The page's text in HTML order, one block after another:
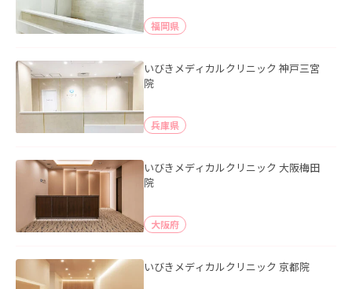
福岡県
いびきメディカルクリニック 神戸三宮
院
兵庫県
いびきメディカルクリニック 大阪梅田
院
大阪府
いびきメディカルクリニック 京都院